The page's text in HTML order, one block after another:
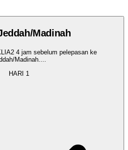
Madinah
4 jam sebelum pelepasan ke
Madinah....
HARI 1